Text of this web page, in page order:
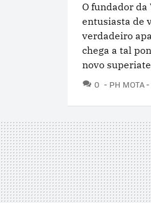
O fundador da
entusiasta de
verdadeiro
chega a tal
novo
0
PH MOTA